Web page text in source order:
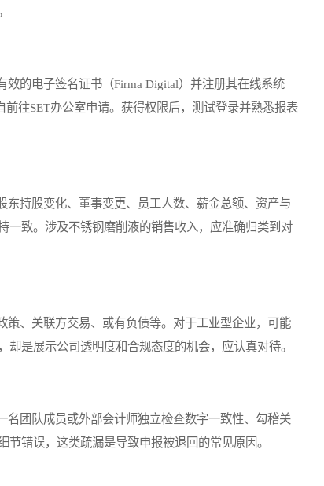
的电子签名证书（Firma Digital）并注册其在线系统
前往SET办公室申请。获得权限后，测试登录并熟悉报表
持股变化、董事变更、员工人数、薪金总额、资产与
一致。涉及不锈钢磨削液的销售收入，应准确归类到对
、关联方交易、或有负债等。对于工业型企业，可能
是展示公司透明度和合规态度的机会，应认真对待。
团队成员或外部会计师独立检查数字一致性、勾稽关
错误，这类疏漏是导致申报被退回的常见原因。